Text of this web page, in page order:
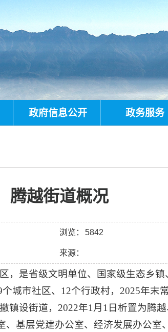
政府信息公开 政务服务
腾越街道概况
5842
浏览：
来源：
，是省级文明单位、国家级生态乡
城市社区、12个行政村，2025年末
设街道，2022年1月1日析置为腾越
基层党建办公室、经济发展办公室